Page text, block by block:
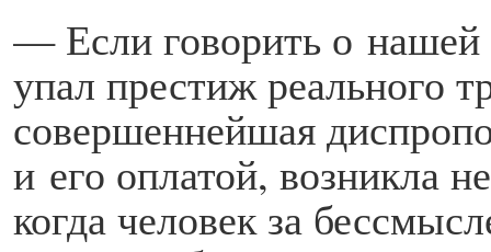
— Если говорить о нашей
упал престиж реального
совершеннейшая
и его оплатой, возникла
когда человек за